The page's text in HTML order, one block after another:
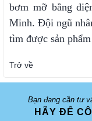
bơm mỡ bằng
Minh. Đội ngũ
tìm được sản
Trở về
Bạn đang cần tư
HÃY ĐỂ